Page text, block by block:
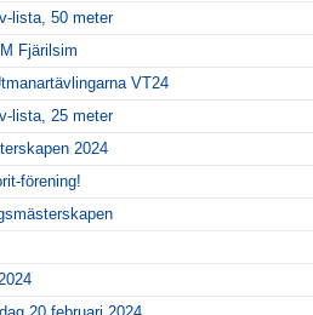
lista, 50 meter
Fjärilsim
VT24
lista, 25 meter
2024
förening!